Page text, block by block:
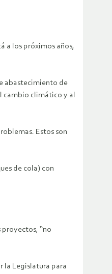
a los próximos años,
abastecimiento de
cambio climático y al
Estos son
de cola) con
“no
la Legislatura para